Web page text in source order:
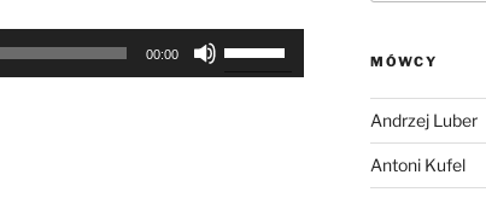
00:00 MÓWCY
Andrzej Luber
Antoni Kufel